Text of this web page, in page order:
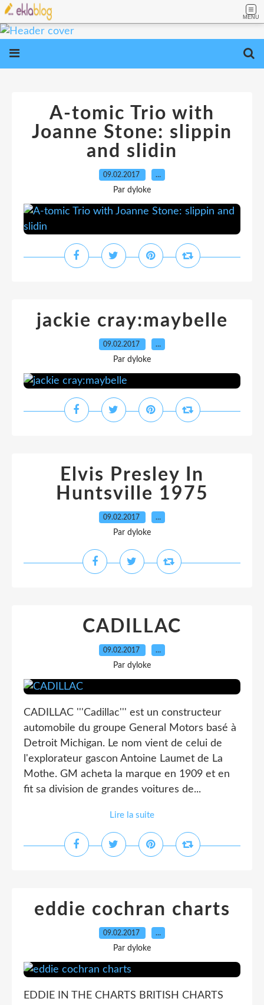
MENU
A-tomic Trio with
Joanne Stone: slippin
and slidin
09.02.2017 …
Par dyloke
jackie cray:maybelle
09.02.2017 …
Par dyloke
Elvis Presley In
Huntsville 1975
09.02.2017 …
Par dyloke
CADILLAC
09.02.2017 …
Par dyloke
CADILLAC '''Cadillac''' est un constructeur
automobile du groupe General Motors basé à
Detroit Michigan. Le nom vient de celui de
l'explorateur gascon Antoine Laumet de La
Mothe. GM acheta la marque en 1909 et en
fit sa division de grandes voitures de...
Lire la suite
eddie cochran charts
09.02.2017 …
Par dyloke
EDDIE IN THE CHARTS BRITISH CHARTS